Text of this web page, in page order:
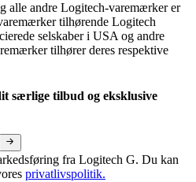
alle andre Logitech-varemærker er
tilhørende Logitech
selskaber i USA og andre
tilhører deres respektive
særlige tilbud og eksklusive
fra Logitech G. Du kan
privatlivspolitik.